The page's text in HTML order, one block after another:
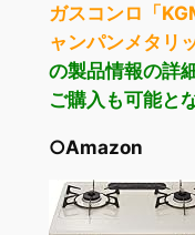
ガスコンロ「
ャンパンメタリ
の製品情報の詳
ご購入も可能と
○Amazon